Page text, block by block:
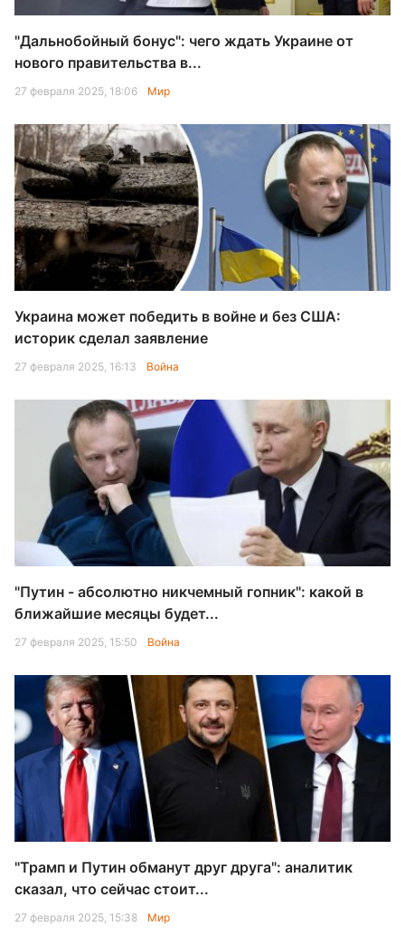
"Дальнобойный бонус": чего ждать Украине от
нового правительства в...
27 февраля 2025, 18:06 Мир
Украина может победить в войне и без США:
историк сделал заявление
27 февраля 2025, 16:13 Война
"Путин - абсолютно никчемный гопник": какой в
ближайшие месяцы будет...
27 февраля 2025, 15:50 Война
"Трамп и Путин обманут друг друга": аналитик
сказал, что сейчас стоит...
27 февраля 2025, 15:38 Мир